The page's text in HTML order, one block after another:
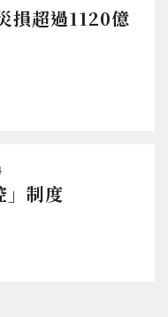
損超過1120億
」制度